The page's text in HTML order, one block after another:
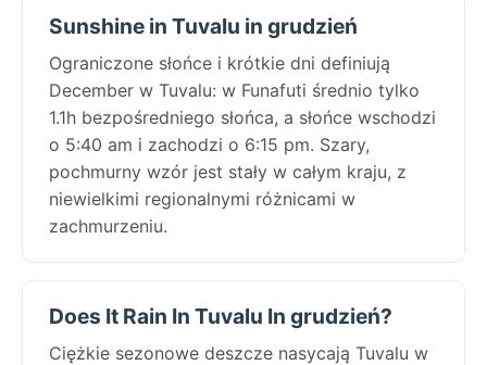
Sunshine in Tuvalu in grudzień
Ograniczone słońce i krótkie dni definiują
December w Tuvalu: w Funafuti średnio tylko
1.1h bezpośredniego słońca, a słońce wschodzi
o 5:40 am i zachodzi o 6:15 pm. Szary,
pochmurny wzór jest stały w całym kraju, z
niewielkimi regionalnymi różnicami w
zachmurzeniu.
Does It Rain In Tuvalu In grudzień?
Ciężkie sezonowe deszcze nasycają Tuvalu w